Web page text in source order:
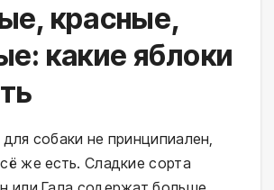
красные,
какие яблоки
собаки не принципиален,
же есть. Сладкие сорта